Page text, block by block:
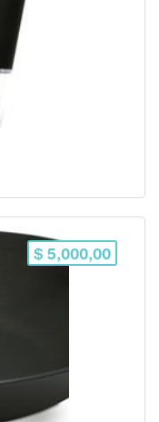
$ 5,000,00